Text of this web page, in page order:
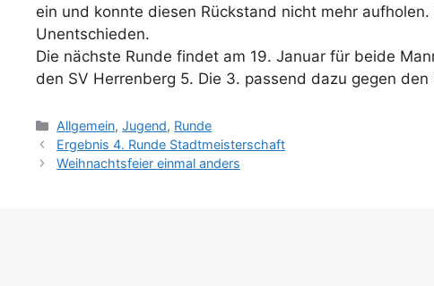
ein und konnte diesen Rückstand nicht mehr
Unentschieden.
Die nächste Runde findet am 19. Januar für beide
den SV Herrenberg 5. Die 3. passend dazu gegen den
Categories
Allgemein,Jugend, Runde
Ergebnis 4. Runde Stadtmeisterschaft
Weihnachtsfeier einmal anders